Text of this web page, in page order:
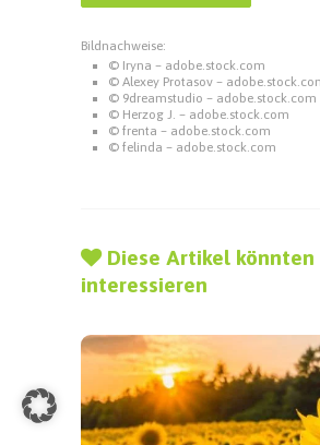
Bildnachweise:
© Iryna – adobe.stock.com
© Alexey Protasov –
© 9dreamstudio – adobe.stock.com
© Herzog J. – adobe.stock.com
© frenta – adobe.stock.com
© felinda – adobe.stock.com
Diese Artikel könnten
interessieren